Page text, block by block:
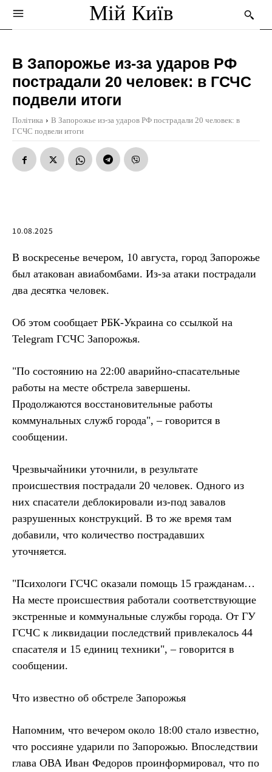
Мій Київ
В Запорожье из-за ударов РФ
пострадали 20 человек: в ГСЧС
подвели итоги
Політика
В Запорожье из-за ударов РФ пострадали 20 человек: в
ГСЧС подвели итоги
10.08.2025
В воскресенье вечером, 10 августа, город Запорожье
был атакован авиабомбами. Из-за атаки пострадали
два десятка человек.
Об этом сообщает РБК-Украина со ссылкой на
Telegram ГСЧС Запорожья.
"По состоянию на 22:00 аварийно-спасательные
работы на месте обстрела завершены.
Продолжаются восстановительные работы
коммунальных служб города", – говорится в
сообщении.
Чрезвычайники уточнили, в результате
происшествия пострадали 20 человек. Одного из
них спасатели деблокировали из-под завалов
разрушенных конструкций. В то же время там
добавили, что количество пострадавших
уточняется.
"Психологи ГСЧС оказали помощь 15 гражданам…
На месте происшествия работали соответствующие
экстренные и коммунальные службы города. От ГУ
ГСЧС к ликвидации последствий привлекалось 44
спасателя и 15 единиц техники", – говорится в
сообщении.
Что известно об обстреле Запорожья
Напомним, что вечером около 18:00 стало известно,
что россияне ударили по Запорожью. Впоследствии
глава ОВА Иван Федоров проинформировал, что по